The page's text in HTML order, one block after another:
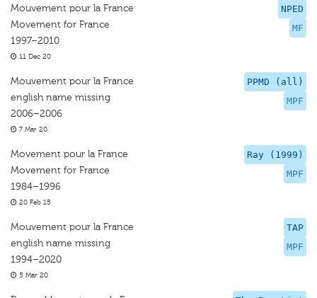
NPED
MF
Mouvement pour la France
Movement for France
1997–2010
11 Dec 20
PPMD (all)
MPF
Mouvement pour la France
english name missing
2006–2006
7 Mar 20
Ray (1999)
MPF
Movement pour la France
Movement for France
1984–1996
20 Feb 15
TAP
MPF
Mouvement pour la France
english name missing
1994–2020
5 Mar 20